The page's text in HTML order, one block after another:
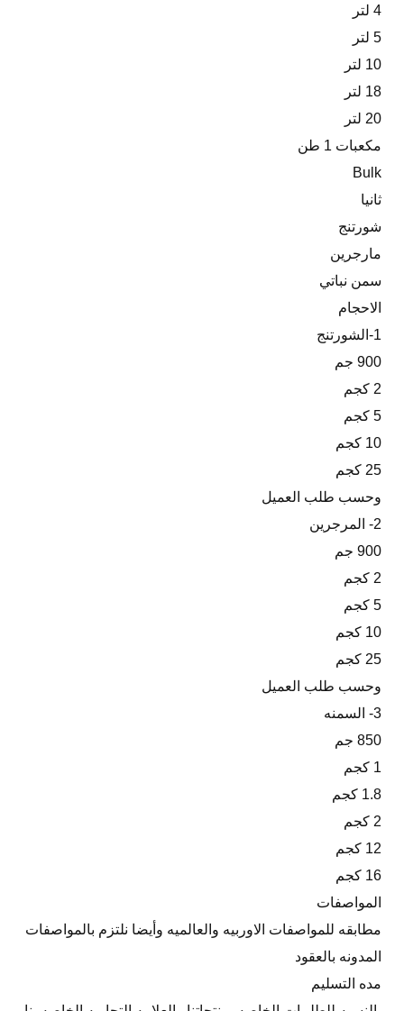
4 لتر
5 لتر
10 لتر
18 لتر
20 لتر
مكعبات 1 طن
Bulk
ثانيا
شورتنج
مارجرين
سمن نباتي
الاحجام
1-الشورتنج
900 جم
2 كجم
5 كجم
10 كجم
25 كجم
وحسب طلب العميل
2- المرجرين
900 جم
2 كجم
5 كجم
10 كجم
25 كجم
وحسب طلب العميل
3- السمنه
850 جم
1 كجم
1.8 كجم
2 كجم
12 كجم
16 كجم
المواصفات
مطابقه للمواصفات الاوربيه والعالميه وأيضا نلتزم بالمواصفات
المدونه بالعقود
مده التسليم